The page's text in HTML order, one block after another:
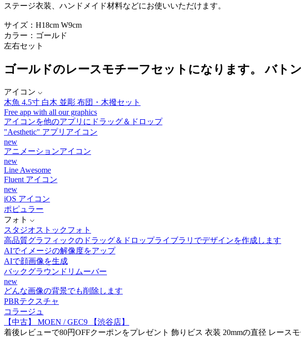
ステージ衣装、ハンドメイド材料などにお使いいただけます。
サイズ：H18cm W9cm
カラー：ゴールド
左右セット
ゴールドのレースモチーフセットになります。 バト
アイコン
木魚 4.5寸 白木 並彫 布団・木撥セット
Free app with all our graphics
アイコンを他のアプリにドラッグ＆ドロップ
"Aesthetic" アプリアイコン
new
アニメーションアイコン
new
Line Awesome
Fluent アイコン
new
iOS アイコン
ポピュラー
フォト
スタジオストックフォト
高品質グラフィックのドラッグ＆ドロップライブラリでデザインを作成します
AIでイメージの解像度をアップ
AIで顔画像を生成
バックグラウンドリムーバー
new
どんな画像の背景でも削除します
PBRテクスチャ
コラージュ
【中古】 MOEN / GEC9 【渋谷店】
着後レビューで80円OFFクーポンをプレゼント 飾りビス 衣装 20mmの直径 レー